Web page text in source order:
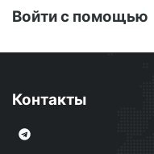
Войти с помощью
Контакты